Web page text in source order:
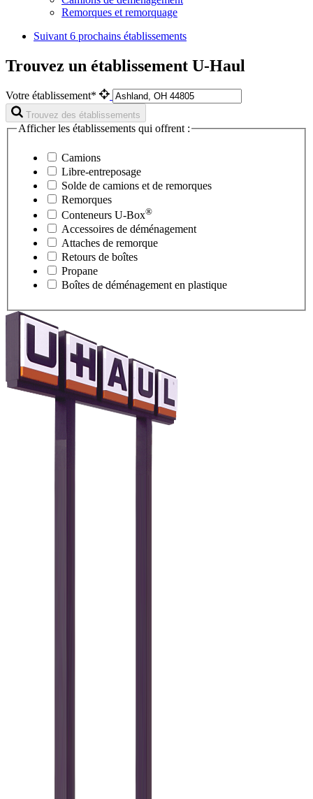
Remorques et remorquage
Suivant 6 prochains établissements
Trouvez un établissement U-Haul
Votre établissement*
Trouvez des établissements
Afficher les établissements qui offrent :
Camions
Libre-entreposage
Solde de camions et de remorques
Remorques
Conteneurs U-Box®
Accessoires de déménagement
Attaches de remorque
Retours de boîtes
Propane
Boîtes de déménagement en plastique